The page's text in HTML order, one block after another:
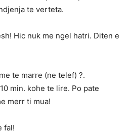
te verteta.
Hic nuk me ngel hatri. Diten e
te marre (ne telef) ?.
min. kohe te lire. Po pate
merr ti mua!
fal!